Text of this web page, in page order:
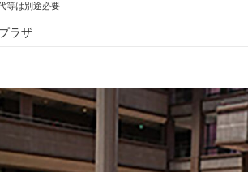
等は別途必要
ラザ